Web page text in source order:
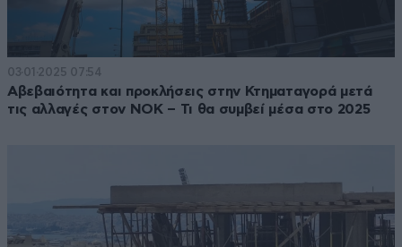
03·01·2025 07:54
Αβεβαιότητα και προκλήσεις στην Κτηματαγορά μετά
τις αλλαγές στον ΝΟΚ – Τι θα συμβεί μέσα στο 2025